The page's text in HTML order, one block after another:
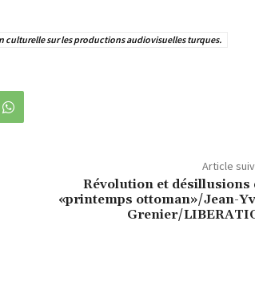
sur les productions audiovisuelles turques.
Article
Révolution et désillusions
«printemps ottoman»/Jean-
Grenier/